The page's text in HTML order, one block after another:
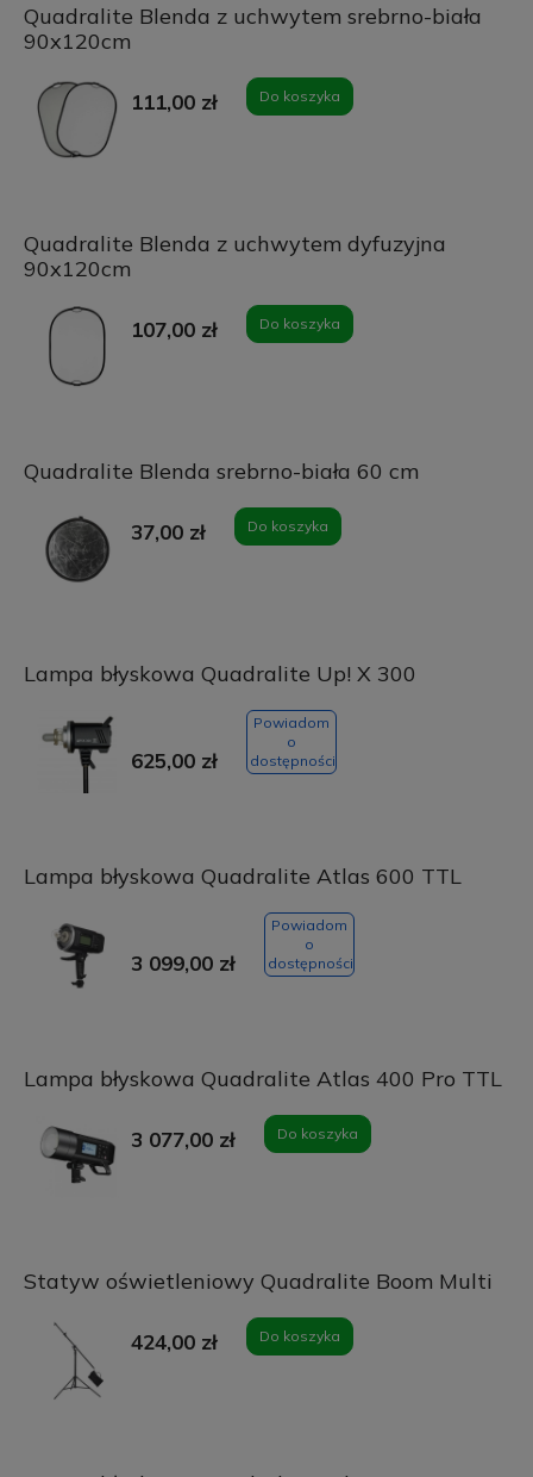
Quadralite Blenda z uchwytem srebrno-biała
90x120cm
111,00 zł Do koszyka
Quadralite Blenda z uchwytem dyfuzyjna
90x120cm
107,00 zł Do koszyka
Quadralite Blenda srebrno-biała 60 cm
37,00 zł Do koszyka
Lampa błyskowa Quadralite Up! X 300
625,00 zł
Powiadom
o
dostępności
Lampa błyskowa Quadralite Atlas 600 TTL
3 099,00 zł
Powiadom
o
dostępności
Lampa błyskowa Quadralite Atlas 400 Pro TTL
3 077,00 zł Do koszyka
Statyw oświetleniowy Quadralite Boom Multi
424,00 zł Do koszyka